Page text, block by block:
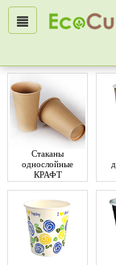
Стаканы
однослойные
КРАФТ